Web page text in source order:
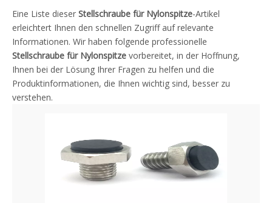
Eine Liste dieser Stellschraube für Nylonspitze-Artikel
erleichtert Ihnen den schnellen Zugriff auf relevante
Informationen. Wir haben folgende professionelle
Stellschraube für Nylonspitze vorbereitet, in der Hoffnung,
Ihnen bei der Lösung Ihrer Fragen zu helfen und die
Produktinformationen, die Ihnen wichtig sind, besser zu
verstehen.